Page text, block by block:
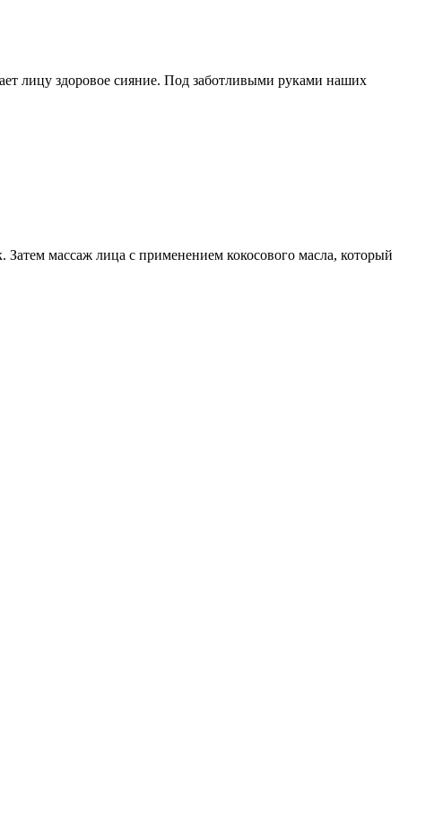
лицу здоровое сияние. Под заботливыми руками наших
массаж лица с применением кокосового масла, который